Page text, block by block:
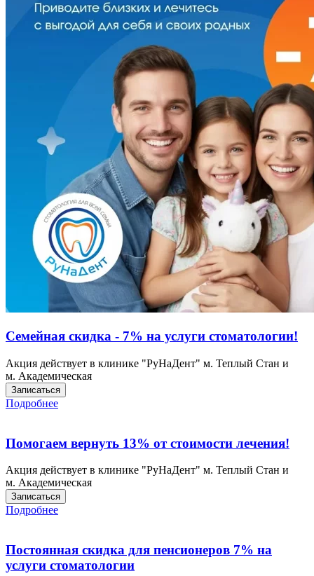
Семейная скидка - 7% на услуги стоматологии!
Акция действует в клинике "РуНаДент" м. Теплый Стан и
м. Академическая
Записаться
Подробнее
Помогаем вернуть 13% от стоимости лечения!
Акция действует в клинике "РуНаДент" м. Теплый Стан и
м. Академическая
Записаться
Подробнее
Постоянная скидка для пенсионеров 7% на
услуги стоматологии